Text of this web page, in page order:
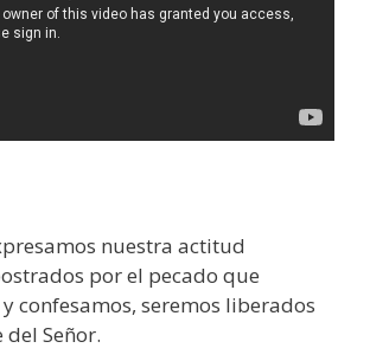
nuestra actitud
por el pecado que
confesamos, seremos liberados
Señor.